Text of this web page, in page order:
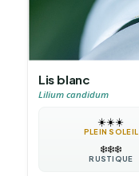
Lis blanc
Lilium candidum
☀️☀️☀️
PLEIN SOLEIL
❄️❄️❄️
RUSTIQUE